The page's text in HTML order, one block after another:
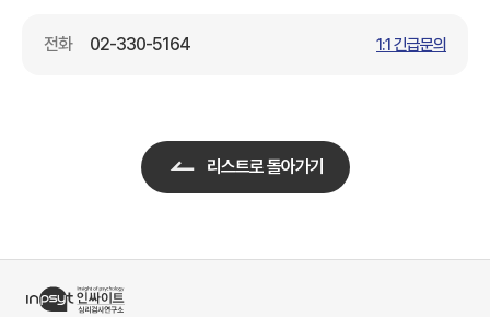
전화 02-330-5164 1:1 긴급문의
리스트로 돌아가기